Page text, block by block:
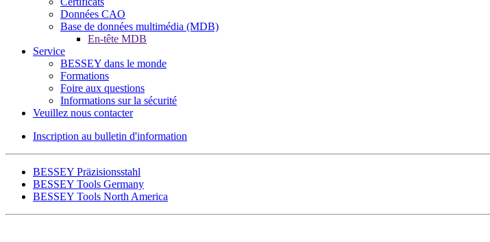
Données CAO
Base de données multimédia (MDB)
En-tête MDB
Service
BESSEY dans le monde
Formations
Foire aux questions
Informations sur la sécurité
Veuillez nous contacter
Inscription au bulletin d'information
BESSEY Präzisionsstahl
BESSEY Tools Germany
BESSEY Tools North America